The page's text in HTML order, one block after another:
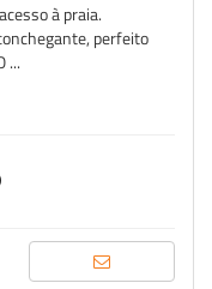
à praia.
perfeito
...